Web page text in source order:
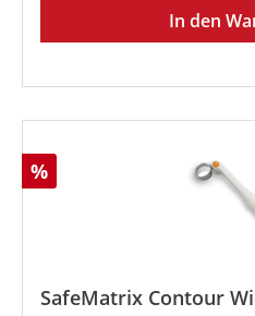
In den
Rabatt
%
SafeMatrix Contour